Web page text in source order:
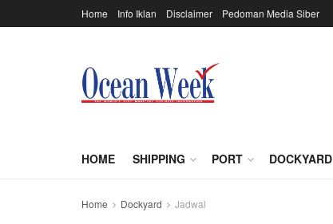
Home Info Iklan Disclaimer Pedoman Media Siber
HOME SHIPPING PORT DOCKYARD
Home Dockyard Jadwal